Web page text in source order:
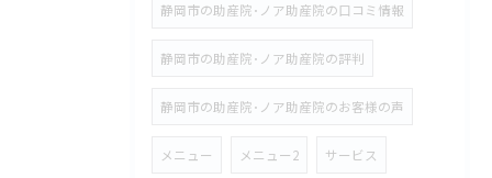
静岡市の助産院･ノア助産院の口コミ情報
静岡市の助産院･ノア助産院の評判
静岡市の助産院･ノア助産院のお客様の声
メニュー メニュー2 サービス